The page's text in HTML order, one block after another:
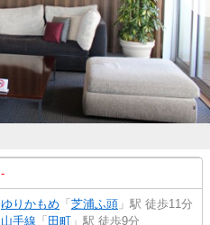
-
ゆりかもめ 「 芝浦ふ頭 」駅 徒歩11分
山手線 「 田町 」駅 徒歩9分